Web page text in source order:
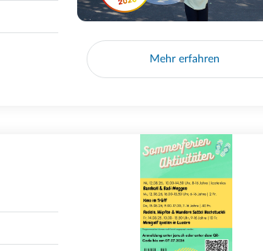
Mehr erfahren